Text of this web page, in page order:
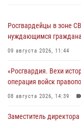
Росгвардейцы в зоне
нуждающимся
09 августа 2026, 11:44
«Росгвардия. Вехи
операция войск
08 августа 2026, 14:39
Заместитель